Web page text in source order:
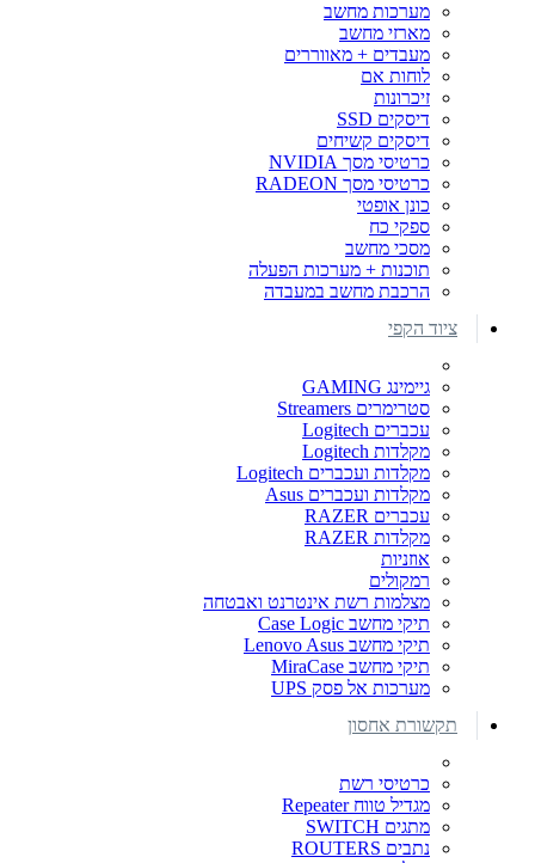
מערכות מחשב
מארזי מחשב
מעבדים + מאווררים
לוחות אם
זיכרונות
דיסקים SSD
דיסקים קשיחים
כרטיסי מסך NVIDIA
כרטיסי מסך RADEON
כונן אופטי
ספקי כח
מסכי מחשב
תוכנות + מערכות הפעלה
הרכבת מחשב במעבדה
ציוד הקפי
גיימינג GAMING
סטרימרים Streamers
עכברים Logitech
מקלדות Logitech
מקלדות ועכברים Logitech
מקלדות ועכברים Asus
עכברים RAZER
מקלדות RAZER
אוזניות
רמקולים
מצלמות רשת אינטרנט ואבטחה
תיקי מחשב Case Logic
תיקי מחשב Lenovo Asus
תיקי מחשב MiraCase
מערכות אל פסק UPS
תקשורת אחסון
כרטיסי רשת
מגדיל טווח Repeater
מתגים SWITCH
נתבים ROUTERS